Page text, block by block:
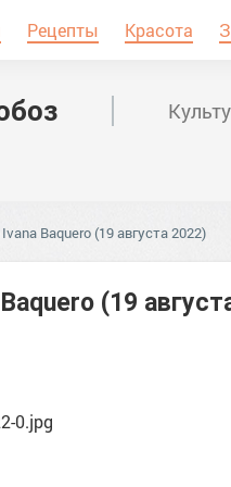
Рецепты Красота
Baquero (19 августа 2022)
(19